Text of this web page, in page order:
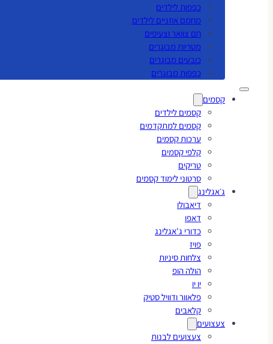
כפפות לילדים
מחמם אוזניים לילדים
חם צוואר וצעיפים
מטריות מבוגרים
כובעים מבוגרים
כפפות מבוגרים
קסמים
קסמים לילדים
קסמים למתקדמים
ערכות קסמים
קלפי קסמים
טריקים
סרטוני לימוד קסמים
ג׳אגלינג
דיאבולו
דאפו
כדורי ג'אגלינג
פויז
צלחות סיניות
הולה הופ
יו יו
פלאוור ודוויל סטיק
קלאבים
צעצועים
צעצועים לבנות